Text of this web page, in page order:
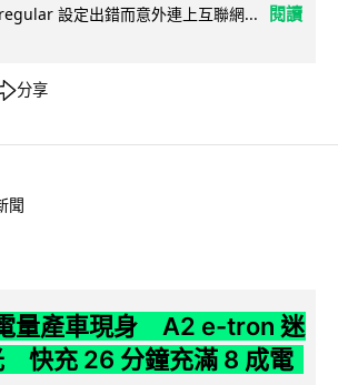
設定出錯而意外連上互聯網...
閱讀
分享
聞
量產車現身 A2 e-tron 迷
快充 26 分鐘充滿 8 成電